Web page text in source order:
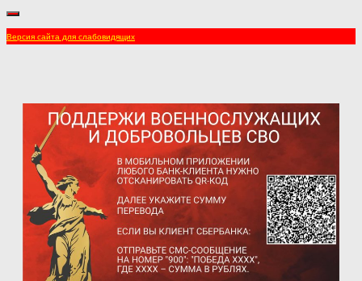
Версия сайта для слабовидящих